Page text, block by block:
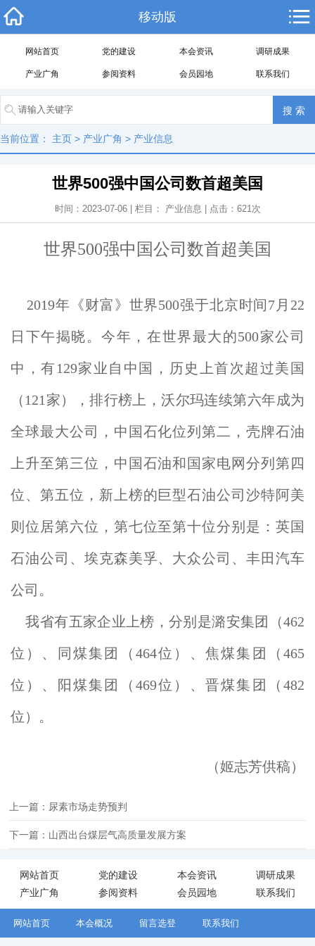
移动版
网站首页 党的建设 本会资讯 调研成果
产业广角 参阅资料 会员园地 联系我们
当前位置： 主页 > 产业广角 > 产业信息
世界500强中国公司数首超美国
时间：2023-07-06 | 栏目： 产业信息 | 点击： 621次
世界500强中国公司数首超美国
2019年《财富》世界500强于北京时间7月22
日下午揭晓。今年，在世界最大的500家公司
中，有129家业自中国，历史上首次超过美国
（121家），排行榜上，沃尔玛连续第六年成为
全球最大公司，中国石化位列第二，壳牌石油
上升至第三位，中国石油和国家电网分列第四
位、第五位，新上榜的巨型石油公司沙特阿美
则位居第六位，第七位至第十位分别是：英国
石油公司、埃克森美孚、大众公司、丰田汽车
公司。
我省有五家企业上榜，分别是潞安集团（462
位）、同煤集团（464位）、焦煤集团（465
位）、阳煤集团（469位）、晋煤集团（482
位）。
（姬志芳供稿）
上一篇：尿素市场走势预判
下一篇：山西出台煤层气高质量发展方案
网站首页 党的建设 本会资讯
调研成果
产业广角
参阅资料 会员园地 联系我们
网站首页 本会概况 留言选登 联系我们